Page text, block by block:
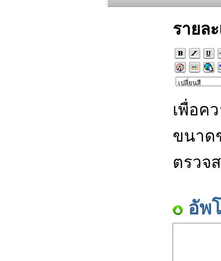
รายล
เพื่อค
ขนาด
ตรวจ
อัพ